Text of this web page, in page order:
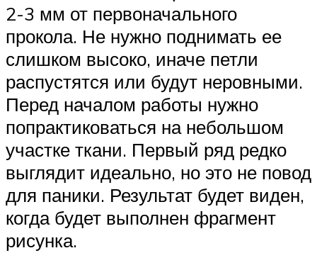
2-3 мм от первоначального
прокола. Не нужно поднимать ее
слишком высоко, иначе петли
распустятся или будут неровными.
Перед началом работы нужно
попрактиковаться на небольшом
участке ткани. Первый ряд редко
выглядит идеально, но это не повод
для паники. Результат будет виден,
когда будет выполнен фрагмент
рисунка.